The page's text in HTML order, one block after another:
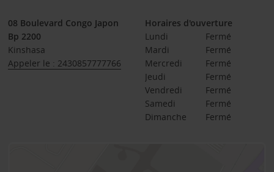
08 Boulevard Congo Japon
Bp 2200
Kinshasa
Appeler le : 2430857777766
Horaires d'ouverture
Lundi
Fermé
Mardi
Fermé
Mercredi
Fermé
Jeudi
Fermé
Vendredi
Fermé
Samedi
Fermé
Dimanche
Fermé